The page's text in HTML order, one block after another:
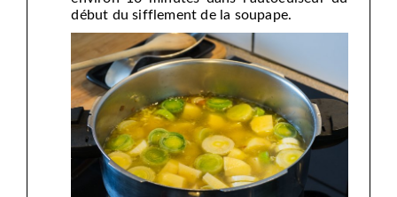
début du sifflement de la soupape.